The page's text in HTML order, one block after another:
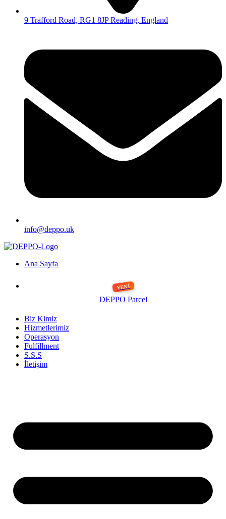
9 Trafford Road, RG1 8JP Reading, England
info@deppo.uk
Ana Sayfa
DEPPO Parcel
Biz Kimiz
Hizmetlerimiz
Operasyon
Fulfillment
S.S.S
İletişim